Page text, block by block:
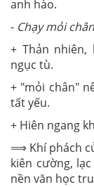
anh hào.
- Chạy mỏi
+ Thản nhiên,
ngục tù.
+ "mỏi chân"
tất yếu.
+ Hiên ngang
⟹ Khí phách
kiên cường,
nền văn học